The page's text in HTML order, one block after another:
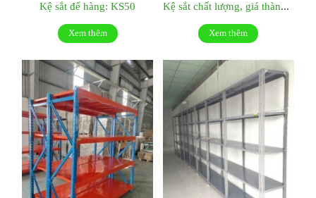
Kệ sắt để hàng: KS50
Xem thêm
Kệ sắt chất lượng, giá thành hợp lý:KS049
Xem thêm